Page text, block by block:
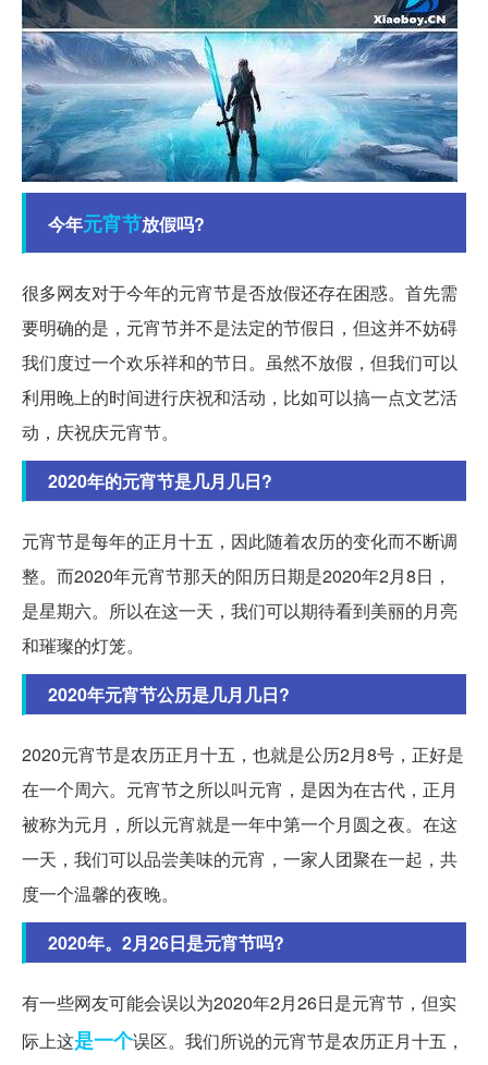
今年元宵节放假吗?
很多网友对于今年的元宵节是否放假还存在困惑。首先需
要明确的是，元宵节并不是法定的节假日，但这并不妨碍
我们度过一个欢乐祥和的节日。虽然不放假，但我们可以
利用晚上的时间进行庆祝和活动，比如可以搞一点文艺活
动，庆祝庆元宵节。
2020年的元宵节是几月几日?
元宵节是每年的正月十五，因此随着农历的变化而不断调
整。而2020年元宵节那天的阳历日期是2020年2月8日，
是星期六。所以在这一天，我们可以期待看到美丽的月亮
和璀璨的灯笼。
2020年元宵节公历是几月几日?
2020元宵节是农历正月十五，也就是公历2月8号，正好是
在一个周六。元宵节之所以叫元宵，是因为在古代，正月
被称为元月，所以元宵就是一年中第一个月圆之夜。在这
一天，我们可以品尝美味的元宵，一家人团聚在一起，共
度一个温馨的夜晚。
2020年。2月26日是元宵节吗?
有一些网友可能会误以为2020年2月26日是元宵节，但实
际上这是一个误区。我们所说的元宵节是农历正月十五，